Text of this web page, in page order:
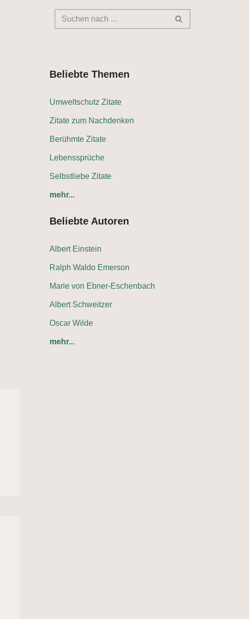
Beliebte Themen
Umweltschutz Zitate
Zitate zum Nachdenken
Berühmte Zitate
Lebenssprüche
Selbstliebe Zitate
mehr...
Beliebte Autoren
Albert Einstein
Ralph Waldo Emerson
Marie von Ebner-Eschenbach
Albert Schweitzer
Oscar Wilde
mehr...